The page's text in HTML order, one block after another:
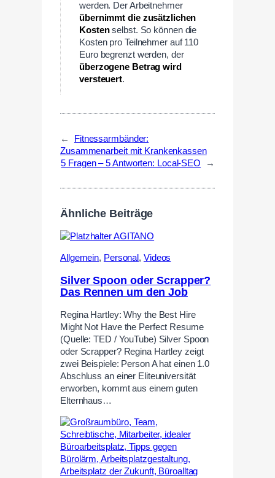
werden. Der Arbeitnehmer
übernimmt die zusätzlichen
Kostenselbst. So können die
Kosten pro Teilnehmer auf 110
Euro begrenzt werden, der
überzogene Betrag wird
versteuert.
←
Fitnessarmbänder:
Zusammenarbeit mit Krankenkassen
5 Fragen – 5 Antworten: Local-SEO
→
Ähnliche Beiträge
Allgemein, Personal , Videos
Silver Spoon oder Scrapper?
Das Rennen um den Job
Regina Hartley: Why the Best Hire
Might Not Have the Perfect Resume
(Quelle: TED / YouTube) Silver Spoon
oder Scrapper? Regina Hartley zeigt
zwei Beispiele: Person A hat einen 1.0
Abschluss an einer Eliteuniversität
erworben, kommt aus einem guten
Elternhaus…